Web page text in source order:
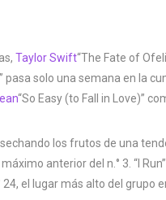
Taylor Swift“The Fate of
pasa solo una semana en la
“So Easy (to Fall in Love)”
los frutos de una
anterior del n.° 3. “I
24, el lugar más alto del grupo